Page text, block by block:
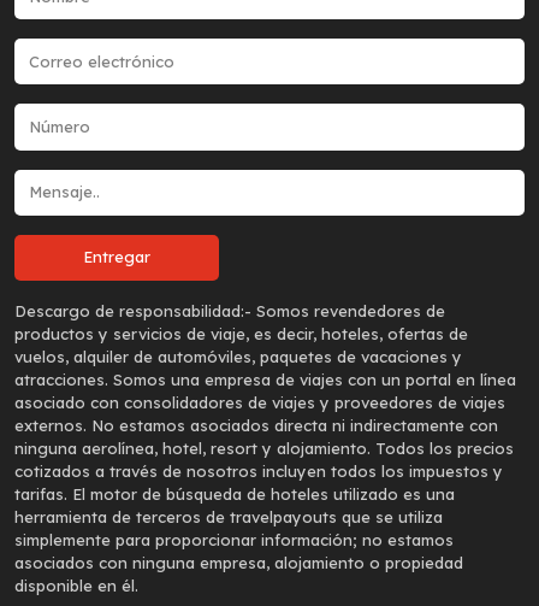
Descargo de responsabilidad:- Somos revendedores de
productos y servicios de viaje, es decir, hoteles, ofertas de
vuelos, alquiler de automóviles, paquetes de vacaciones y
atracciones. Somos una empresa de viajes con un portal en línea
asociado con consolidadores de viajes y proveedores de viajes
externos. No estamos asociados directa ni indirectamente con
ninguna aerolínea, hotel, resort y alojamiento. Todos los precios
cotizados a través de nosotros incluyen todos los impuestos y
tarifas. El motor de búsqueda de hoteles utilizado es una
herramienta de terceros de travelpayouts que se utiliza
simplemente para proporcionar información; no estamos
asociados con ninguna empresa, alojamiento o propiedad
disponible en él.